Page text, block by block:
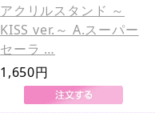
アクリルスタンド ～
KISS ver.～ A.スーパー
セーラ …
1,650円